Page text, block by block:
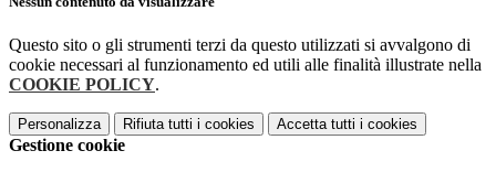
Questo sito o gli strumenti terzi da questo utilizzati si avvalgono di
cookie necessari al funzionamento ed utili alle finalità illustrate nella
COOKIE POLICY.
Personalizza Rifiuta tutti i cookies Accetta tutti i cookies
Gestione cookie